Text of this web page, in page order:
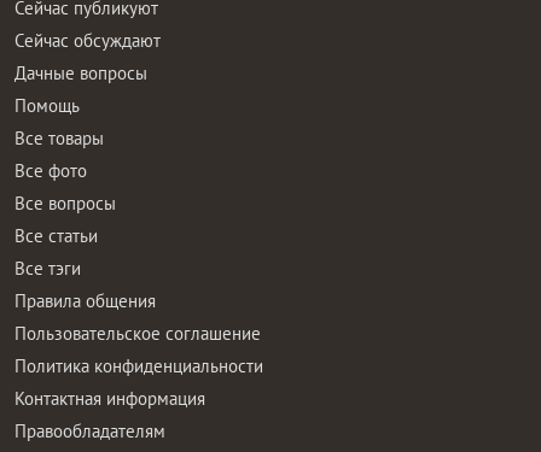
Сейчас публикуют
Сейчас обсуждают
Дачные вопросы
Помощь
Все товары
Все фото
Все вопросы
Все статьи
Все тэги
Правила общения
Пользовательское соглашение
Политика конфиденциальности
Контактная информация
Правообладателям